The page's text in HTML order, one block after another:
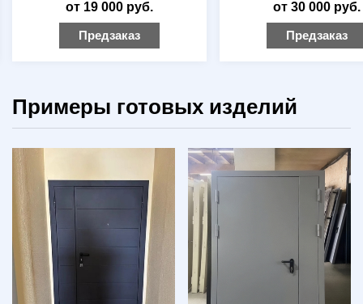
от 19 000 руб.
Предзаказ
от 30 000 руб.
Предзаказ
Примеры готовых изделий